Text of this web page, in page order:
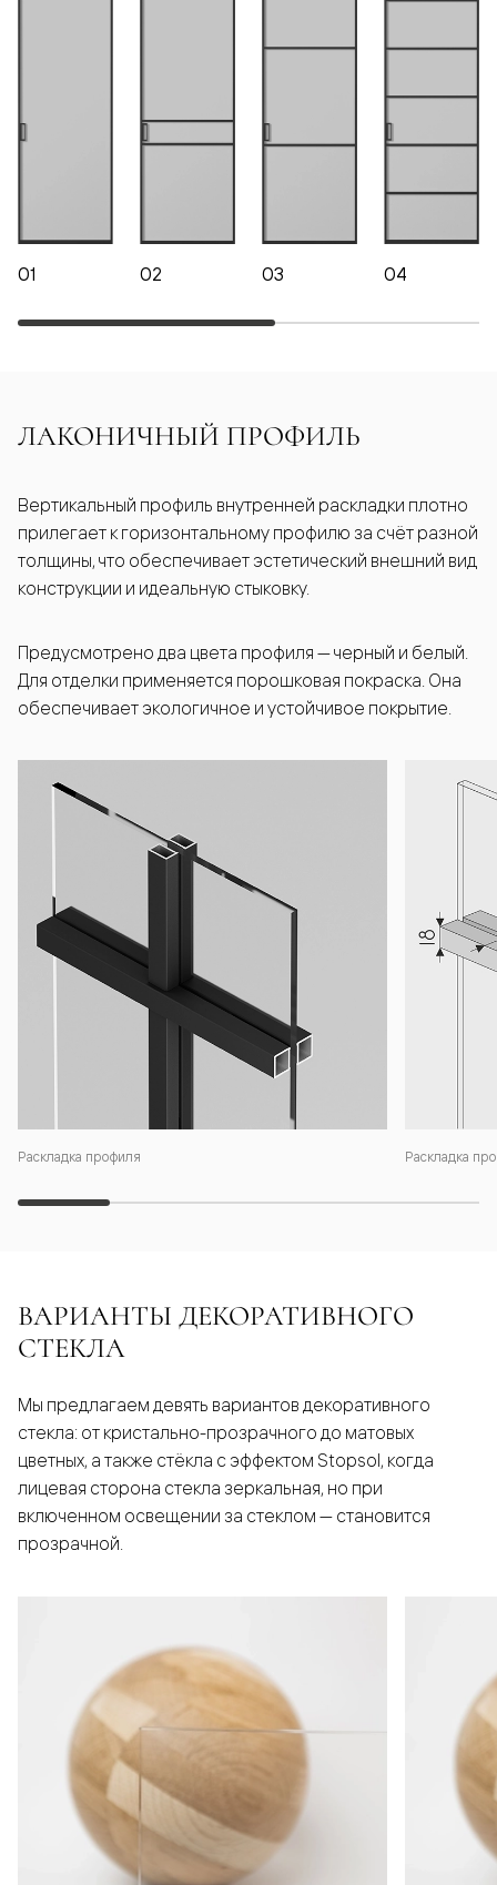
01 02 03 04
ЛАКОНИЧНЫЙ ПРОФИЛЬ
Раскладка профиля Раскладка
Вертикальный профиль внутренней раскладки плотно
прилегает к горизонтальному профилю за счёт разной
толщины, что обеспечивает эстетический внешний вид
конструкции и идеальную стыковку.
Предусмотрено два цвета профиля — черный и белый.
Для отделки применяется порошковая покраска. Она
обеспечивает экологичное и устойчивое покрытие.
ВАРИАНТЫ ДЕКОРАТИВНОГО
СТЕКЛА
Мы предлагаем девять вариантов декоративного
стекла: от кристально-прозрачного до матовых
цветных, а также стёкла с эффектом Stopsol, когда
лицевая сторона стекла зеркальная, но при
включенном освещении за стеклом — становится
прозрачной.